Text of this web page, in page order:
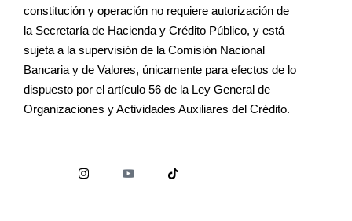
constitución y operación no requiere autorización de
la Secretaría de Hacienda y Crédito Público, y está
sujeta a la supervisión de la Comisión Nacional
Bancaria y de Valores, únicamente para efectos de lo
dispuesto por el artículo 56 de la Ley General de
Organizaciones y Actividades Auxiliares del Crédito.